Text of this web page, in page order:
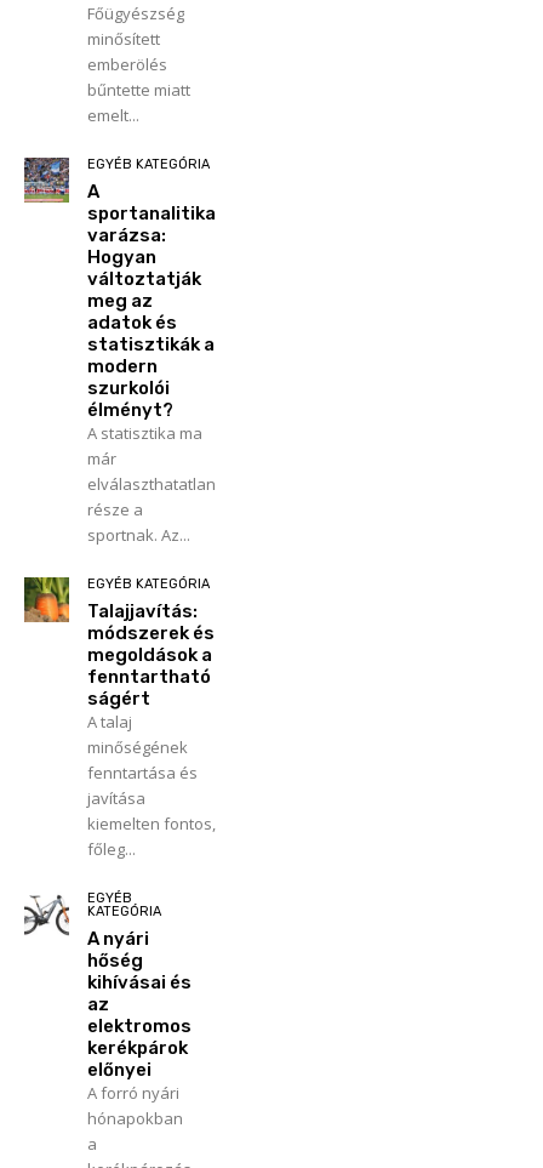
Főügyészség
minősített
emberölés
bűntette miatt
emelt...
EGYÉB KATEGÓRIA
A
sportanalitika
varázsa:
Hogyan
változtatják
meg az
adatok és
statisztikák a
modern
szurkolói
élményt?
A statisztika ma
már
elválaszthatatlan
része a
sportnak. Az...
EGYÉB KATEGÓRIA
Talajjavítás:
módszerek és
megoldások a
fenntartható
ságért
A talaj
minőségének
fenntartása és
javítása
kiemelten fontos,
főleg...
EGYÉB
KATEGÓRIA
A nyári
hőség
kihívásai és
az
elektromos
kerékpárok
előnyei
A forró nyári
hónapokban
a